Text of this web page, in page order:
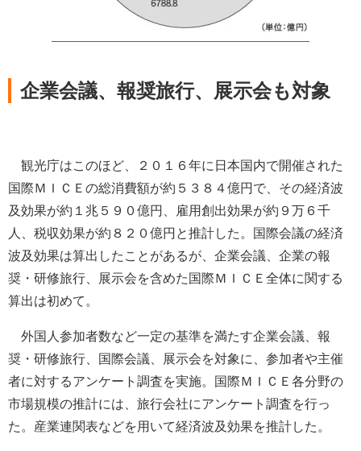
企業会議、報奨旅行、展示会も対象
観光庁はこのほど、２０１６年に日本国内で開催された
国際ＭＩＣＥの総消費額が約５３８４億円で、その経済波
及効果が約１兆５９０億円、雇用創出効果が約９万６千
人、税収効果が約８２０億円と推計した。国際会議の経済
波及効果は算出したことがあるが、企業会議、企業の報
奨・研修旅行、展示会を含めた国際ＭＩＣＥ全体に関する
算出は初めて。
外国人参加者数など一定の基準を満たす企業会議、報
奨・研修旅行、国際会議、展示会を対象に、参加者や主催
者に対するアンケート調査を実施。国際ＭＩＣＥ各分野の
市場規模の推計には、旅行会社にアンケート調査を行っ
た。産業連関表などを用いて経済波及効果を推計した。